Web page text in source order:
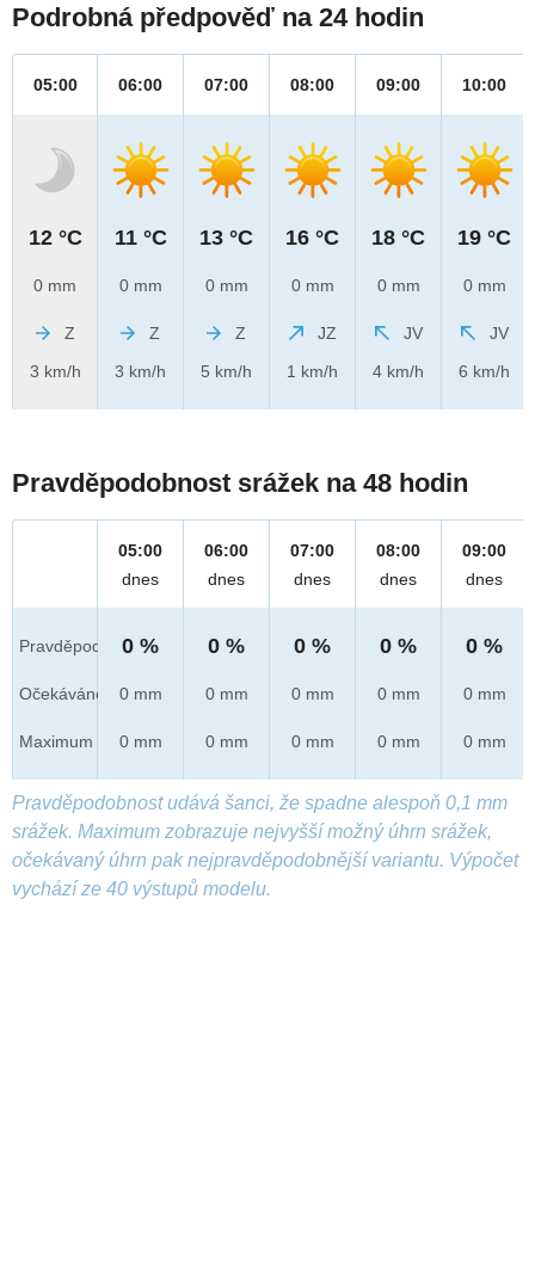
Podrobná předpověď na 24 hodin
05:00
12 °C
0 mm
Z
3 km/h
06:00
11 °C
0 mm
Z
3 km/h
07:00
13 °C
0 mm
Z
5 km/h
08:00
16 °C
0 mm
JZ
1 km/h
09:00
18 °C
0 mm
JV
4 km/h
10:00
19 °C
0 mm
JV
6 km/h
Pravděpodobnost srážek na 48 hodin
Pravděpod.
Očekáváno
Maximum
05:00
dnes
0 %
0 mm
0 mm
06:00
dnes
0 %
0 mm
0 mm
07:00
dnes
0 %
0 mm
0 mm
08:00
dnes
0 %
0 mm
0 mm
09:00
dnes
0 %
0 mm
0 mm
Pravděpodobnost udává šanci, že spadne alespoň 0,1 mm
srážek. Maximum zobrazuje nejvyšší možný úhrn srážek,
očekávaný úhrn pak nejpravděpodobnější variantu. Výpočet
vychází ze 40 výstupů modelu.